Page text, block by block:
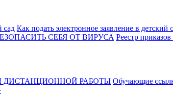
сад Как подать электронное заявление в детский
СЕБЯ ОТ ВИРУСА Реестр
РАБОТЫ Обучающие